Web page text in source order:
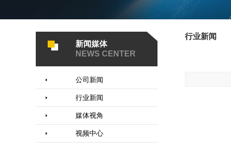
新闻媒体
NEWS CENTER
公司新闻
行业新闻
媒体视角
视频中心
行业新闻